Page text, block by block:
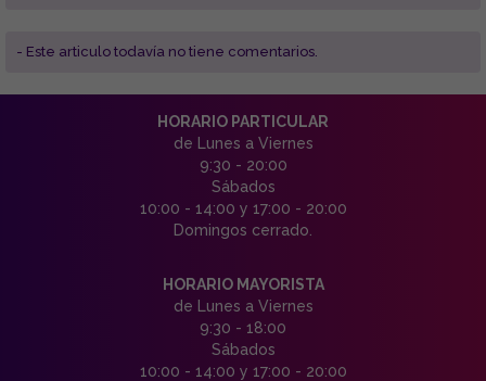
- Este articulo todavía no tiene comentarios.
HORARIO PARTICULAR
de Lunes a Viernes
9:30 - 20:00
Sábados
10:00 - 14:00 y 17:00 - 20:00
Domingos cerrado.
HORARIO MAYORISTA
de Lunes a Viernes
9:30 - 18:00
Sábados
10:00 - 14:00 y 17:00 - 20:00